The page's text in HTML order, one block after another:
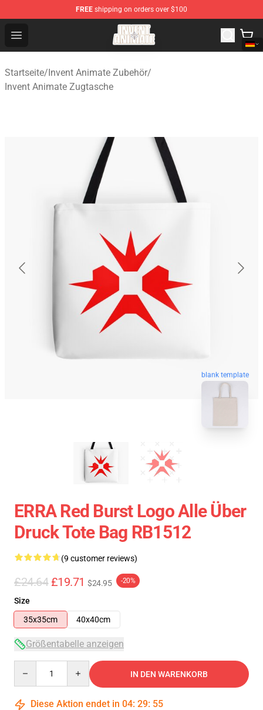
FREE shipping on orders over $100
Open menu
Invent Animate Shop - Official Invent Animate
Startseite/Invent Animate Zubehör/
Invent Animate Zugtasche
blank template
ERRA Red Burst Logo Alle Über
Druck Tote Bag RB1512
(9 customer reviews)
£24.64 £19.71 $24.95 -20%
Size
35x35cm
40x40cm
Größentabelle anzeigen
IN DEN WARENKORB
Diese Aktion endet in 04: 29: 54